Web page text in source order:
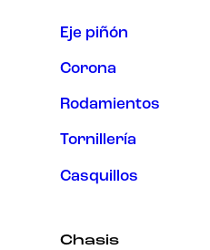
Eje piñón
Corona
Rodamientos
Tornillería
Casquillos
Chasis